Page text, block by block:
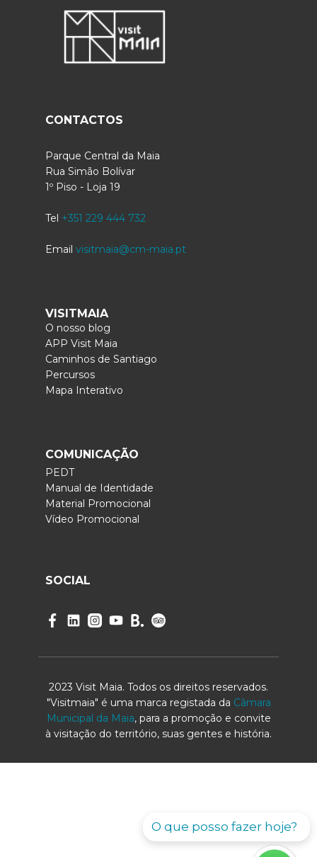
O que posso fazer hoje?
CONTACTOS
Parque Central da Maia
Rua Simão Bolívar
1º Piso - Loja 19
Tel +351 229 444 732
Email visitmaia@cm-maia.pt
VISITMAIA
O nosso blog
APP Visit Maia
Caminhos de Santiago
Percursos
Mapa Interativo
COMUNICAÇÃO
PEDT
Manual de Identidade
Material Promocional
Vídeo Promocional
SOCIAL
2023 Visit Maia. Todos os direitos reservados.
"Visitmaia" é uma marca registada da Câmara
Municipal da Maia, para a promoção e convite
à visitação do território, suas gentes e história.